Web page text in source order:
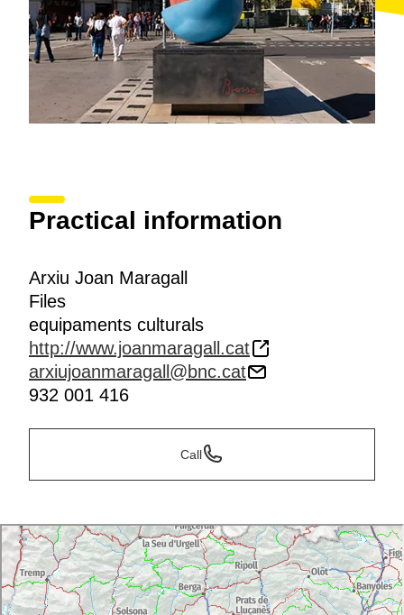
Practical information
Arxiu Joan Maragall
Files
equipaments culturals
http://www.joanmaragall.cat
arxiujoanmaragall@bnc.cat
932 001 416
Call